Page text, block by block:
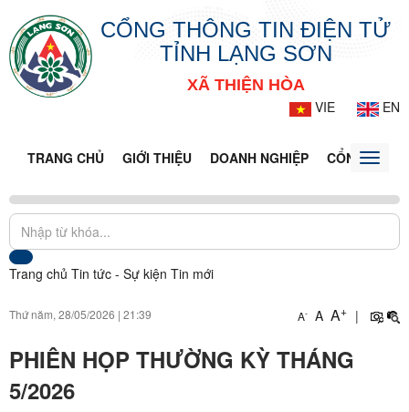
CỔNG THÔNG TIN ĐIỆN TỬ
TỈNH LẠNG SƠN
XÃ THIỆN HÒA
VIE
EN
TRANG CHỦ GIỚI THIỆU DOANH NGHIỆP CỔNG DỊCH
Toggle
Trang chủ Tin tức - Sự kiện Tin mới
Thứ năm, 28/05/2026 | 21:39 A- A A+ |
PHIÊN HỌP THƯỜNG KỲ THÁNG
5/2026